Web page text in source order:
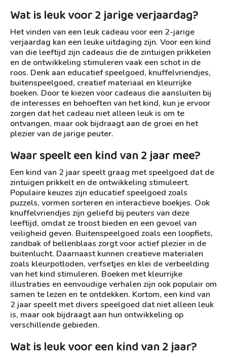
Wat is leuk voor 2 jarige verjaardag?
Het vinden van een leuk cadeau voor een 2-jarige
verjaardag kan een leuke uitdaging zijn. Voor een kind
van die leeftijd zijn cadeaus die de zintuigen prikkelen
en de ontwikkeling stimuleren vaak een schot in de
roos. Denk aan educatief speelgoed, knuffelvriendjes,
buitenspeelgoed, creatief materiaal en kleurrijke
boeken. Door te kiezen voor cadeaus die aansluiten bij
de interesses en behoeften van het kind, kun je ervoor
zorgen dat het cadeau niet alleen leuk is om te
ontvangen, maar ook bijdraagt aan de groei en het
plezier van de jarige peuter.
Waar speelt een kind van 2 jaar mee?
Een kind van 2 jaar speelt graag met speelgoed dat de
zintuigen prikkelt en de ontwikkeling stimuleert.
Populaire keuzes zijn educatief speelgoed zoals
puzzels, vormen sorteren en interactieve boekjes. Ook
knuffelvriendjes zijn geliefd bij peuters van deze
leeftijd, omdat ze troost bieden en een gevoel van
veiligheid geven. Buitenspeelgoed zoals een loopfiets,
zandbak of bellenblaas zorgt voor actief plezier in de
buitenlucht. Daarnaast kunnen creatieve materialen
zoals kleurpotloden, verfsetjes en klei de verbeelding
van het kind stimuleren. Boeken met kleurrijke
illustraties en eenvoudige verhalen zijn ook populair om
samen te lezen en te ontdekken. Kortom, een kind van
2 jaar speelt met divers speelgoed dat niet alleen leuk
is, maar ook bijdraagt aan hun ontwikkeling op
verschillende gebieden.
Wat is leuk voor een kind van 2 jaar?